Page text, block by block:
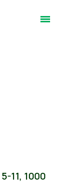
11, 1000